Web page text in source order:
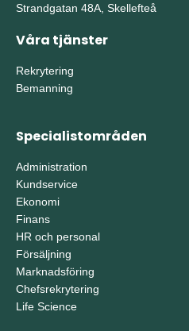
Strandgatan 48A, Skellefteå
Våra tjänster
Rekrytering
Bemanning
Specialistområden
Administration
Kundservice
Ekonomi
Finans
HR och personal
Försäljning
Marknadsföring
Chefsrekrytering
Life Science